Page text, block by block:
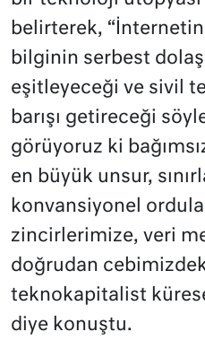
belirterek, “İnternetin
bilginin serbest
eşitleyeceği ve sivil
barışı getireceği
görüyoruz ki
en büyük unsur,
konvansiyonel
zincirlerimize, veri
doğrudan
teknokapitalist
diye konuştu.